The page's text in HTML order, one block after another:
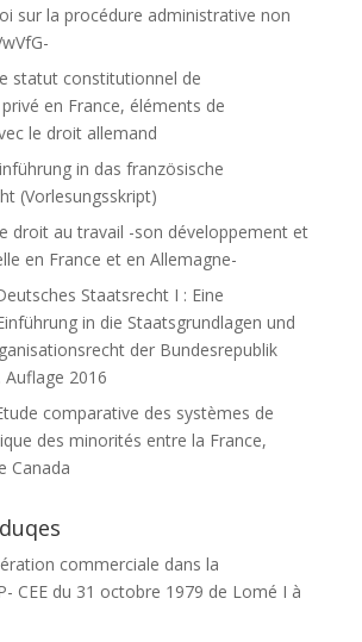
sur la procédure administrative non
statut constitutionnel de
en France, éléments de
le droit allemand
in das französische
(Vorlesungsskript)
droit au travail -son développement et
en France et en Allemagne-
Staatsrecht I : Eine
in die Staatsgrundlagen und
der Bundesrepublik
Auflage 2016
comparative des systèmes de
des minorités entre la France,
Canada
commerciale dans la
CEE du 31 octobre 1979 de Lomé I à